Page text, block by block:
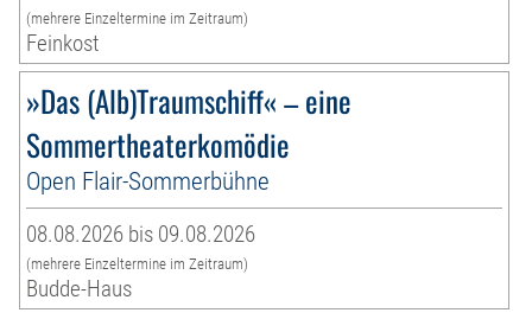
(mehrere Einzeltermine im Zeitraum)
Feinkost
»Das (Alb)Traumschiff« – eine
Sommertheaterkomödie
Open Flair-Sommerbühne
08.08.2026 bis 09.08.2026
(mehrere Einzeltermine im Zeitraum)
Budde-Haus